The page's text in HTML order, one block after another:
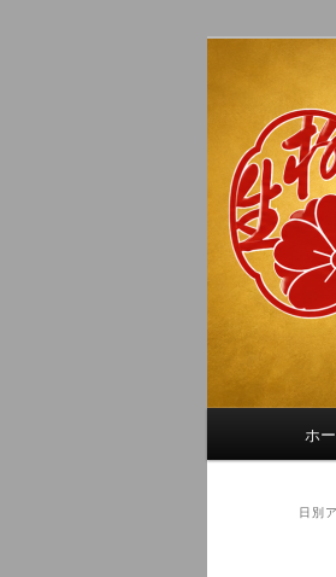
季
れ
ホ
日別